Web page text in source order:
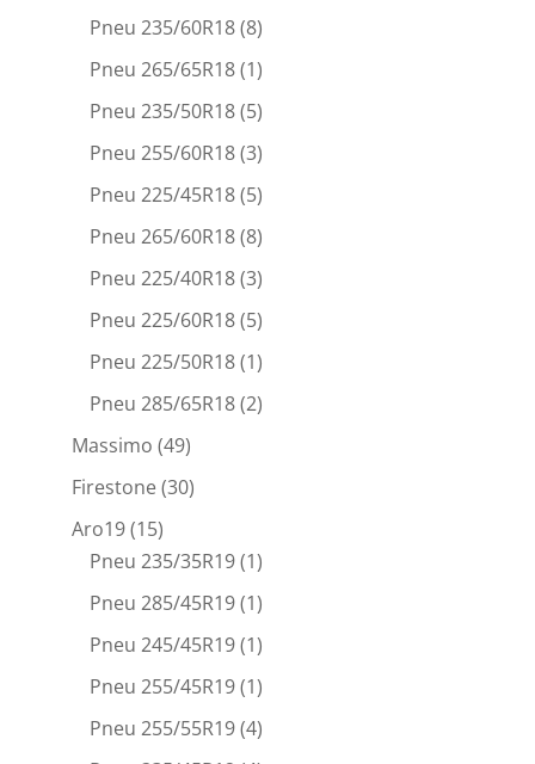
Pneu 235/60R18(8)
Pneu 265/65R18(1)
Pneu 235/50R18(5)
Pneu 255/60R18(3)
Pneu 225/45R18(5)
Pneu 265/60R18(8)
Pneu 225/40R18(3)
Pneu 225/60R18(5)
Pneu 225/50R18(1)
Pneu 285/65R18(2)
Massimo (49)
Firestone(30)
Aro19(15)
Pneu 235/35R19(1)
Pneu 285/45R19(1)
Pneu 245/45R19(1)
Pneu 255/45R19(1)
Pneu 255/55R19(4)